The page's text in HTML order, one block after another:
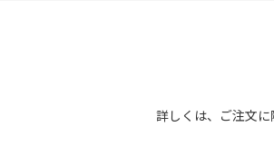
詳しくは、ご注文に